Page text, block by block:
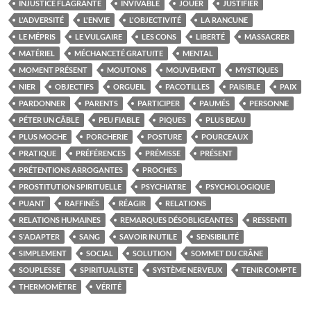
INJUSTICE FLAGRANTE
INVIVABLE JOUER
JUSTIFIER
L'ADVERSITÉ
L'ENVIE L'OBJECTIVITÉ
LA RANCUNE
LE MÉPRIS
LE VULGAIRE LES CONS LIBERTÉ
MASSACRER
MATÉRIEL
MÉCHANCETÉ GRATUITE
MENTAL
MOMENT PRÉSENT
MOUTONS MOUVEMENT
MYSTIQUES
NIER
OBJECTIFS ORGUEIL PACOTILLES PAISIBLE
PAIX
PARDONNER
PARENTS PARTICIPER PAUMÉS
PERSONNE
PÉTER UN CÂBLE
PEU FIABLE PIQUES
PLUS BEAU
PLUS MOCHE
PORCHERIE POSTURE
POURCEAUX
PRATIQUE
PRÉFÉRENCES PRÉMISSE
PRÉSENT
PRÉTENTIONS ARROGANTES
PROCHES
PROSTITUTION SPIRITUELLE
PSYCHIATRE
PSYCHOLOGIQUE
PUANT
RAFFINÉS RÉAGIR
RELATIONS
RELATIONS HUMAINES
REMARQUES DÉSOBLIGEANTES
RESSENTI
S'ADAPTER
SANG SAVOIR INUTILE
SENSIBILITÉ
SIMPLEMENT
SOCIAL SOLUTION
SOMMET DU CRÂNE
SOUPLESSE
SPIRITUALISTE SYSTÈME NERVEUX
TENIR COMPTE
THERMOMÈTRE
VÉRITÉ